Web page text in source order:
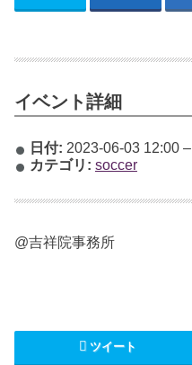
イベント詳細
日付: 2023-06-03 12:00–
カテゴリ: soccer
@吉祥院事務所
ツイート